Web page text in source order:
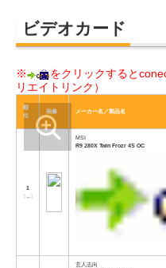
ビデオカード
※
をクリックすると
リエイトリンク）
順
位
画像 メーカー名／製品名
1
[→ ]
MSI
R9 280X Twin Frozr 4S OC
玄人志向